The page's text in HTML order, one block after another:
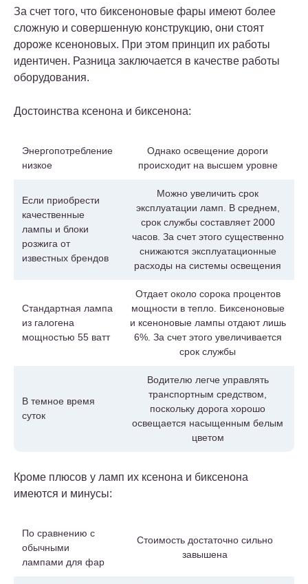
За счет того, что биксеноновые фары имеют более
сложную и совершенную конструкцию, они стоят
дороже ксеноновых. При этом принцип их работы
идентичен. Разница заключается в качестве работы
оборудования.
Достоинства ксенона и биксенона:
Энергопотребление
низкое
Однако освещение дороги
происходит на высшем уровне
Если приобрести
качественные
лампы и блоки
розжига от
известных брендов
Можно увеличить срок
эксплуатации ламп. В среднем,
срок службы составляет 2000
часов. За счет этого существенно
снижаются эксплуатационные
расходы на системы освещения
Стандартная лампа
из галогена
мощностью 55 ватт
Отдает около сорока процентов
мощности в тепло. Биксеноновые
и ксеноновые лампы отдают лишь
6%. За счет этого увеличивается
срок службы
В темное время
суток
Водителю легче управлять
транспортным средством,
поскольку дорога хорошо
освещается насыщенным белым
цветом
Кроме плюсов у ламп их ксенона и биксенона
имеются и минусы:
По сравнению с
обычными
лампами для фар
Стоимость достаточно сильно
завышена